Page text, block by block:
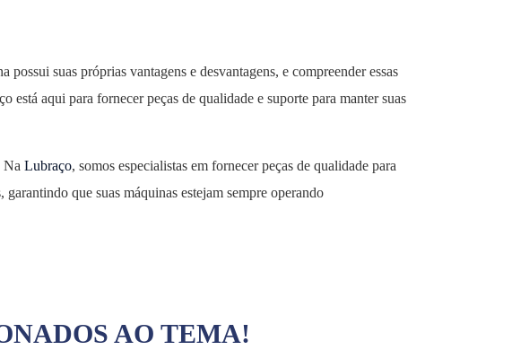
suas próprias vantagens e desvantagens, e compreender essas
aqui para fornecer peças de qualidade e suporte para manter suas
Na Lubraço, somos especialistas em fornecer peças de qualidade para
que suas máquinas estejam sempre operando
AO TEMA!